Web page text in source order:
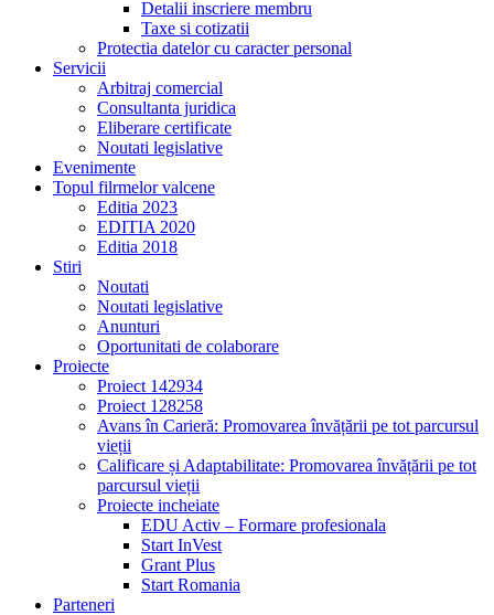
Detalii inscriere membru
Taxe si cotizatii
Protectia datelor cu caracter personal
Servicii
Arbitraj comercial
Consultanta juridica
Eliberare certificate
Noutati legislative
Evenimente
Topul filrmelor valcene
Editia 2023
EDITIA 2020
Editia 2018
Stiri
Noutati
Noutati legislative
Anunturi
Oportunitati de colaborare
Proiecte
Proiect 142934
Proiect 128258
Avans în Carieră: Promovarea învățării pe tot parcursul
vieții
Calificare și Adaptabilitate: Promovarea învățării pe tot
parcursul vieții
Proiecte incheiate
EDU Activ – Formare profesionala
Start InVest
Grant Plus
Start Romania
Parteneri